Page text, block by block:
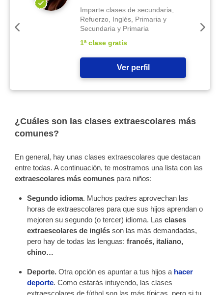
Imparte clases de secundaria,
Refuerzo, Inglés, Primaria y
Secundaria y Primaria
1ª clase gratis
Ver perfil
¿Cuáles son las clases extraescolares más
comunes?
En general, hay unas clases extraescolares que destacan
entre todas. A continuación, te mostramos una lista con las
extraescolares más comunes para niños:
Segundo idioma. Muchos padres aprovechan las
horas de extraescolares para que sus hijos aprendan o
mejoren su segundo (o tercer) idioma. Lasclases
extraescolares de inglés son las más demandadas,
pero hay de todas las lenguas:francés, italiano,
chino…
Deporte. Otra opción es apuntar a tus hijos a hacer
deporte. Como estarás intuyendo, las clases
extraescolares de fútbol son las más típicas, pero si tu